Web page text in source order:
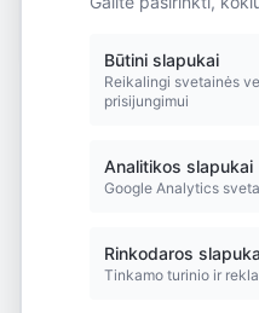
Būtini slapukai
Reikalingi svetainės
prisijungimui
Analitikos slapukai
Google Analytics
Rinkodaros
Tinkamo turinio ir